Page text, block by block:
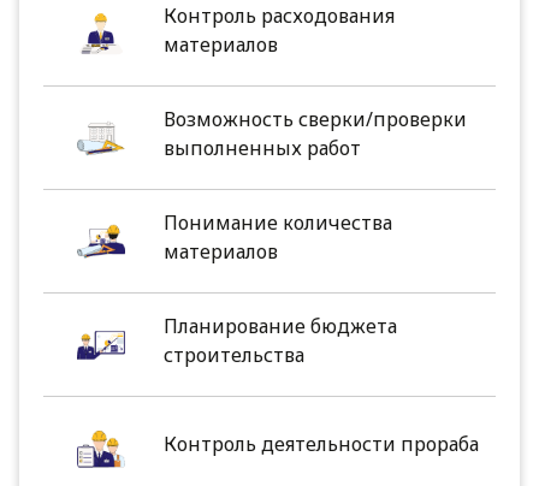
Контроль расходования
материалов
Возможность сверки/проверки
выполненных работ
Понимание количества
материалов
Планирование бюджета
строительства
Контроль деятельности прораба